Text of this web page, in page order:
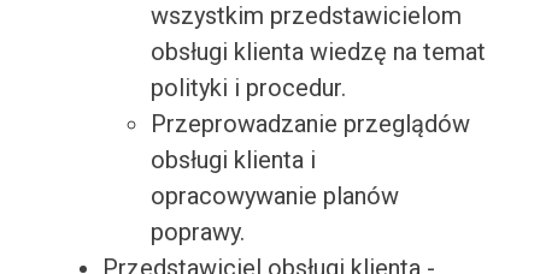
wszystkim przedstawicielom
obsługi klienta wiedzę na temat
polityki i procedur.
Przeprowadzanie przeglądów
obsługi klienta i
opracowywanie planów
poprawy.
Przedstawiciel obsługi klienta -